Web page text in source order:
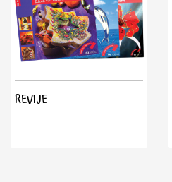
REVIJE